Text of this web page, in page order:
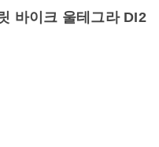
바이크 울테그라 DI2